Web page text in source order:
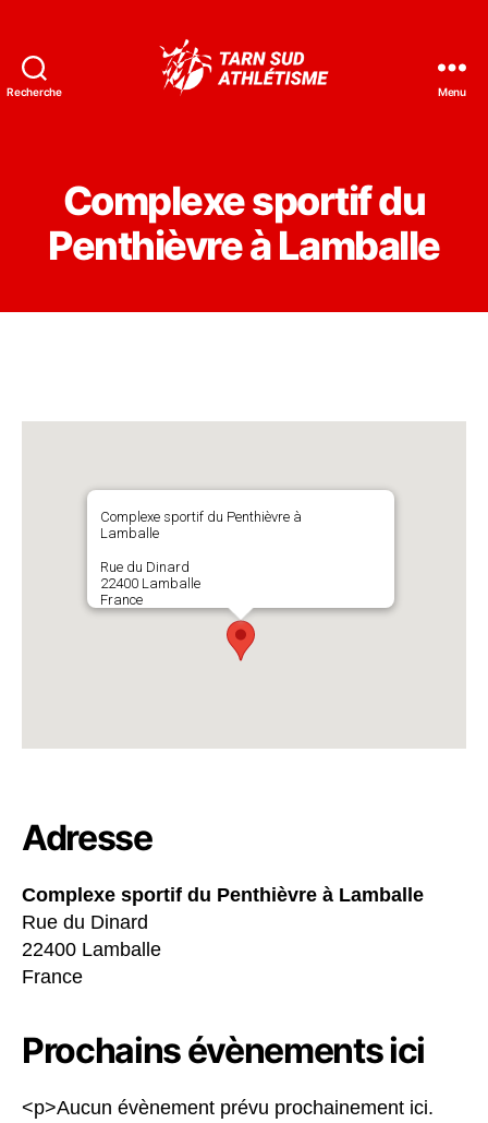
Recherche Menu
Complexe sportif du
Penthièvre à Lamballe
Complexe sportif du Penthièvre à
Lamballe
Rue du Dinard
22400 Lamballe
France
Adresse
Complexe sportif du Penthièvre à Lamballe
Rue du Dinard
22400 Lamballe
France
Prochains évènements ici
<p>Aucun évènement prévu prochainement ici.